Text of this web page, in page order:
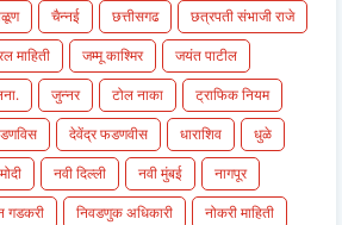
चैन्नई छत्तीसगढ
छत्रपती संभाजी राजे
माहिती जम्मू काश्मिर
जयंत पाटील
जुन्नर टोल नाका
ट्राफिक नियम
देवेंद्र फडणवीस धाराशिव
धुळे
नवी दिल्ली नवी मुंबई
नागपूर
गडकरी निवडणुक अधिकारी
नोकरी माहिती